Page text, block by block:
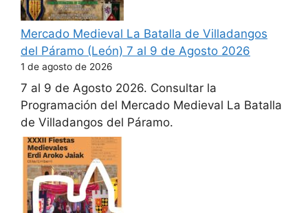
Mercado Medieval La Batalla de Villadangos
del Páramo (León) 7 al 9 de Agosto 2026
1 de agosto de 2026
7 al 9 de Agosto 2026. Consultar la
Programación del Mercado Medieval La Batalla
de Villadangos del Páramo.